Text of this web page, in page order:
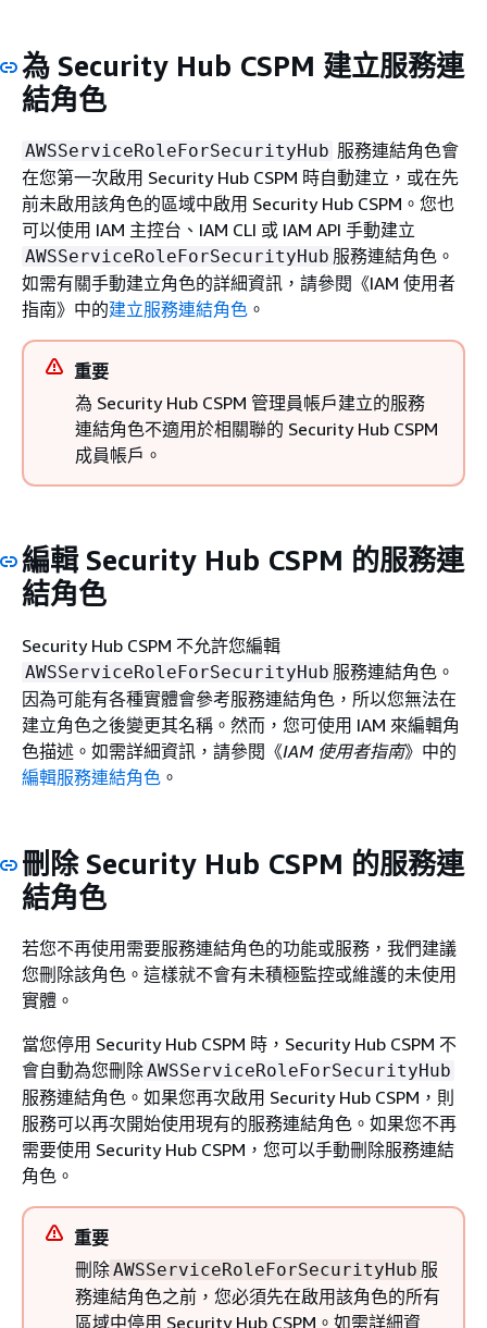
為 Security Hub CSPM 建立服務連
結角色
AWSServiceRoleForSecurityHub 服務連結角色會
在您第一次啟用 Security Hub CSPM 時自動建立，或在先
前未啟用該角色的區域中啟用 Security Hub CSPM。您也
可以使用 IAM 主控台、IAM CLI 或 IAM API 手動建立
AWSServiceRoleForSecurityHub 服務連結角色。
如需有關手動建立角色的詳細資訊，請參閱《IAM 使用者
指南》 中的建立服務連結角色 。
重要
為 Security Hub CSPM 管理員帳戶建立的服務
連結角色不適用於相關聯的 Security Hub CSPM
成員帳戶。
編輯 Security Hub CSPM 的服務連
結角色
Security Hub CSPM 不允許您編輯
AWSServiceRoleForSecurityHub 服務連結角色。
因為可能有各種實體會參考服務連結角色，所以您無法在
建立角色之後變更其名稱。然而，您可使用 IAM 來編輯角
色描述。如需詳細資訊，請參閱《IAM 使用者指南》中的
編輯服務連結角色 。
刪除 Security Hub CSPM 的服務連
結角色
若您不再使用需要服務連結角色的功能或服務，我們建議
您刪除該角色。這樣就不會有未積極監控或維護的未使用
實體。
當您停用 Security Hub CSPM 時，Security Hub CSPM 不
會自動為您刪除AWSServiceRoleForSecurityHub
服務連結角色。如果您再次啟用 Security Hub CSPM，則
服務可以再次開始使用現有的服務連結角色。如果您不再
需要使用 Security Hub CSPM，您可以手動刪除服務連結
角色。
重要
刪除AWSServiceRoleForSecurityHub 服
務連結角色之前，您必須先在啟用該角色的所有
區域中停用 Security Hub CSPM。如需詳細資